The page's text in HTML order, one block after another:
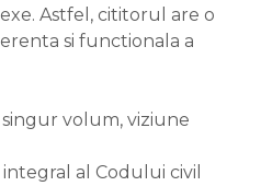
Astfel, cititorul are o
si functionala a
volum, viziune
al Codului civil